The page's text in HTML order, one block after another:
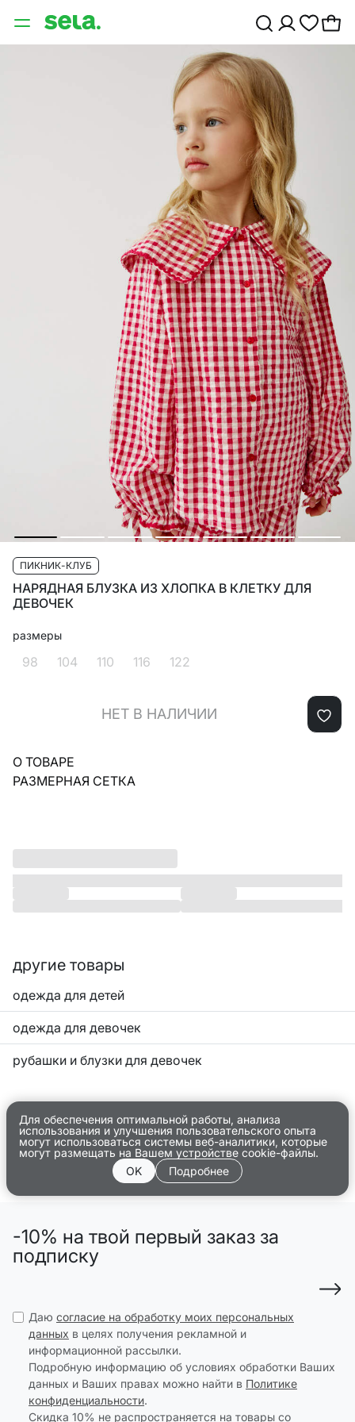
ПИКНИК-КЛУБ
НАРЯДНАЯ БЛУЗКА ИЗ ХЛОПКА В КЛЕТКУ ДЛЯ
ДЕВОЧЕК
размеры
98 104 110 116 122
НЕТ В НАЛИЧИИ
О ТОВАРЕ
РАЗМЕРНАЯ СЕТКА
другие товары
одежда для детей
одежда для девочек
рубашки и блузки для девочек
Для обеспечения оптимальной работы, анализа
использования и улучшения пользовательского опыта
могут использоваться системы веб-аналитики, которые
могут размещать на Вашем устройстве cookie-файлы.
OK
Подробнее
-10% на твой первый заказ за
подписку
Даю согласие на обработку моих персональных
данных в целях получения рекламной и
информационной рассылки.
Подробную информацию об условиях обработки Ваших
данных и Ваших правах можно найти в Политике
конфиденциальности.
Скидка 10% не распространяется на товары со